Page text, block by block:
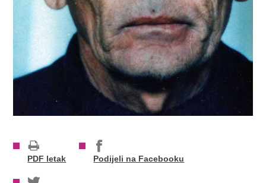
PDF letak Podijeli na Facebooku